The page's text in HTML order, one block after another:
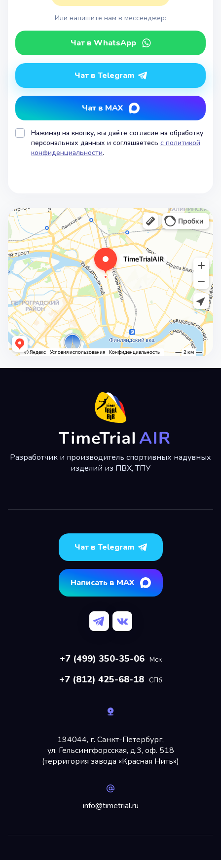
Или напишите нам в мессенджер:
Чат в WhatsApp
Чат в Telegram
Чат в MAX
Нажимая на кнопку, вы даёте согласие на обработку
персональных данных и соглашаетесь с политикой
конфиденциальности.
Разработчик и производитель спортивных надувных
изделий из ПВХ, ТПУ
Чат в Telegram
Написать в MAX
+7 (499) 350-35-06 Мск
+7 (812) 425-68-18 СПб
194044, г. Санкт-Петербург,
ул. Гельсингфорсская, д.3, оф. 518
(территория завода «Красная Нить»)
info@timetrial.ru